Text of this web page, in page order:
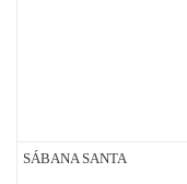
SÁBANA SANTA